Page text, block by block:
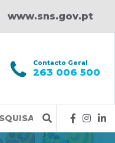
www.sns.gov.pt
Contacto Geral
263 006 500